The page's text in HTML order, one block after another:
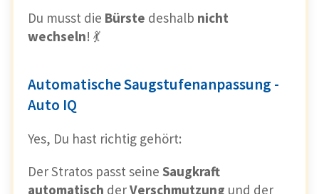
Du musst die Bürste deshalb nicht
wechseln! 💃
Automatische Saugstufenanpassung -
Auto IQ
Yes, Du hast richtig gehört:
Der Stratos passt seine Saugkraft
automatisch derVerschmutzung und der